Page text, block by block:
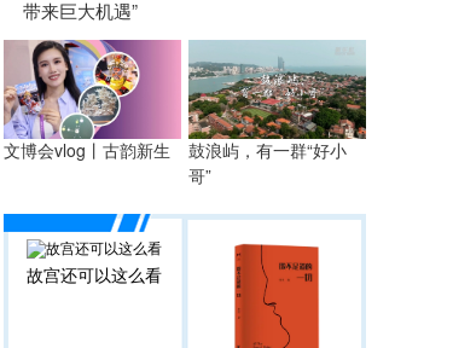
带来巨大机遇”
文博会vlog丨古韵新生
鼓浪屿，有一群“好小
哥”
故宫还可以这么看